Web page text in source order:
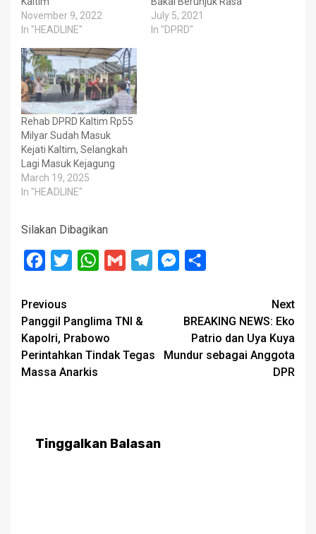
November 9, 2022
In "HEADLINE"
July 5, 2021
In "DPRD"
Rehab DPRD Kaltim Rp55
Milyar Sudah Masuk
Kejati Kaltim, Selangkah
Lagi Masuk Kejagung
March 19, 2025
In "HEADLINE"
Silakan Dibagikan
Facebook
Twitter WhatsApp
Gmail TelegramMessenger
Post
navigation
Previous
Panggil Panglima TNI &
Kapolri, Prabowo
Perintahkan Tindak Tegas
Massa Anarkis
Next
BREAKING NEWS: Eko
Patrio dan Uya Kuya
Mundur sebagai Anggota
DPR
Tinggalkan Balasan